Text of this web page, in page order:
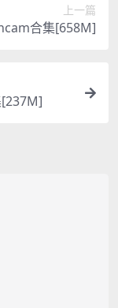
上一篇
合集[658M]